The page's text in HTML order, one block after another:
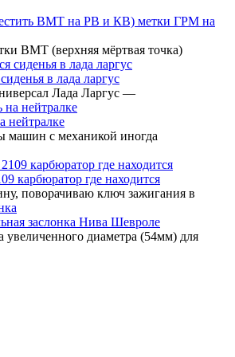
ВМТ на РВ и КВ) метки ГРМ на
ВМТ (верхняя мёртвая точка)
в лада ларгус
Лада Ларгус —
нейтралке
машин с механикой иногда
карбюратор где находится
поворачиваю ключ зажигания в
заслонка Нива Шевроле
увеличенного диаметра (54мм) для